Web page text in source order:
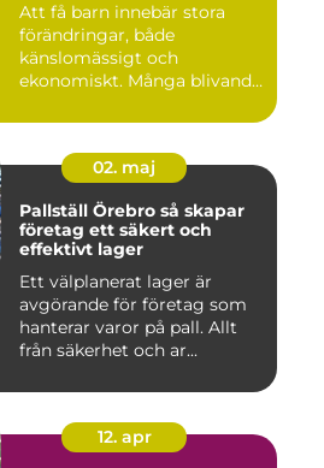
Att få barn innebär stora
förändringar, både
känslomässigt och
ekonomiskt. Många blivande
02. maj
Pallställ Örebro så skapar
företag ett säkert och
effektivt lager
Ett välplanerat lager är
avgörande för företag som
hanterar varor på pall. Allt
från säkerhet och ar...
12. apr